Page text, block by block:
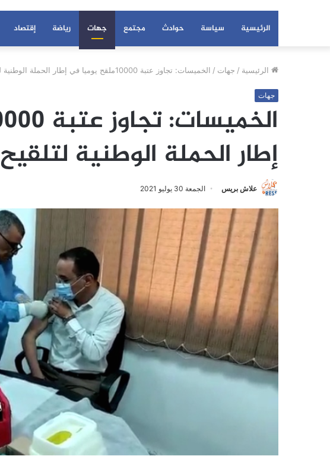
الرئيسية سياسة حوادث مجتمع جهات رياضة إقتصاد
الرئيسية / جهات / الخميسات: تجاوز عتبة 10000ملقح يوميا في إطار الحملة الوطنية لتلقيح
جهات
إطار الحملة الوطنية لتلقيح
علاش بريس الجمعة 30 يوليو 2021